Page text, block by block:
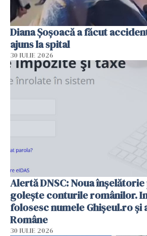
Diana Șoșoacă a făcut
ajuns la spital
30 IULIE 2026
Alertă DNSC: Noua
golește conturile românilor.
folosesc numele Ghișeul.ro și
Române
30 IULIE 2026